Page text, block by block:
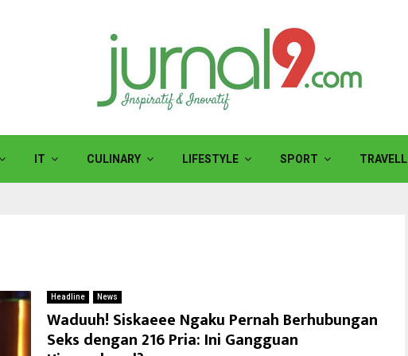
IT CULINARY LIFESTYLE SPORT
Headline News
Waduuh! Siskaeee Ngaku Pernah Berhubungan
Seks dengan 216 Pria: Ini Gangguan